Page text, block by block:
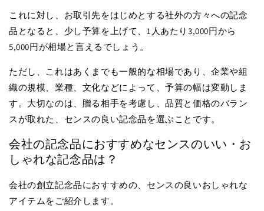
これに対し、お取引先をはじめとする社外の方々への記念
品となると、少し予算を上げて、1人あたり3,000円から
5,000円が相場と言えるでしょう。
ただし、これはあくまでも一般的な相場であり、企業や組
織の規模、業種、文化などによって、予算の幅は変動しま
す。大切なのは、贈る相手を考慮し、品質と価格のバラン
スが取れた、センスの良い記念品を選ぶことです。
会社の記念品におすすめなセンスのいい・お
しゃれな記念品は？
会社の創立記念品におすすめの、センスの良いおしゃれな
アイテムをご紹介します。